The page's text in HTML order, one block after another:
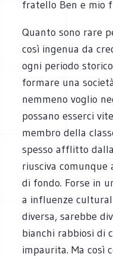
fratello Ben e mio
Quanto sono rare
così ingenua da
ogni periodo
formare una
nemmeno voglio
possano esserci
membro della
spesso afflitto
riusciva comunque
di fondo. Forse in
a influenze
diversa, sarebbe
bianchi rabbiosi di
impaurita. Ma così